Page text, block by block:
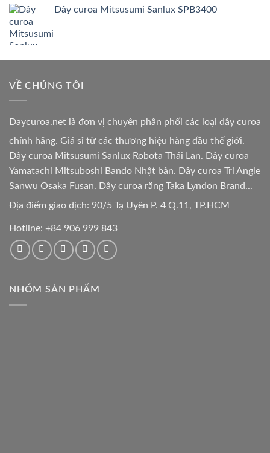
Dây curoa Mitsusumi Sanlux SPB3400
VỀ CHÚNG TÔI
Daycuroa.net là đơn vị chuyên phân phối các loại dây curoa
chính hãng. Giá sỉ từ các thương hiệu hàng đầu thế giới.
Dây curoa Mitsusumi Sanlux Robota Thái Lan. Dây curoa
Yamatachi Mitsuboshi Bando Nhật bản. Dây curoa Tri Angle
Sanwu Osaka Fusan. Dây curoa răng Taka Lyndon Brand...
Địa điểm giao dịch: 90/5 Tạ Uyên P. 4 Q.11, TP.HCM
Hotline: +84 906 999 843
NHÓM SẢN PHẨM